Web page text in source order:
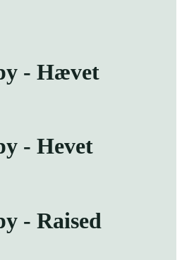
- Hævet
- Hevet
- Raised